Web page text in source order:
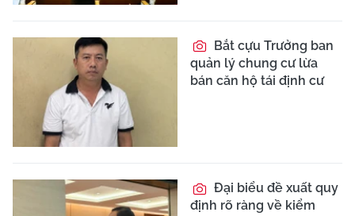
Bắt cựu Trưởng ban
quản lý chung cư lừa
bán căn hộ tái định cư
Đại biểu đề xuất quy
định rõ ràng về kiểm